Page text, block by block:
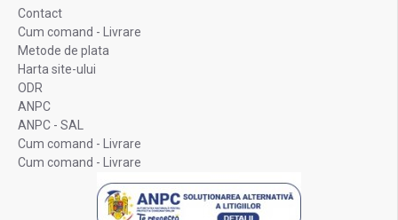
Contact
Cum comand - Livrare
Metode de plata
Harta site-ului
ODR
ANPC
ANPC - SAL
Cum comand - Livrare
Cum comand - Livrare